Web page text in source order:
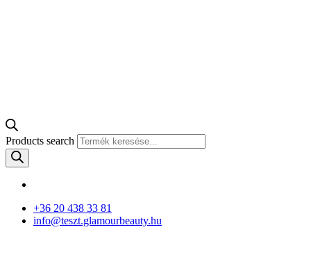
Products search
+36 20 438 33 81
info@teszt.glamourbeauty.hu